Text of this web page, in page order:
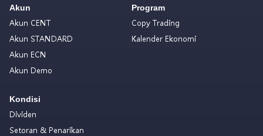
Akun
Akun CENT
Akun STANDARD
Akun ECN
Akun Demo
Kondisi
Dividen
Setoran & Penarikan
Program
Copy Trading
Kalender Ekonomi